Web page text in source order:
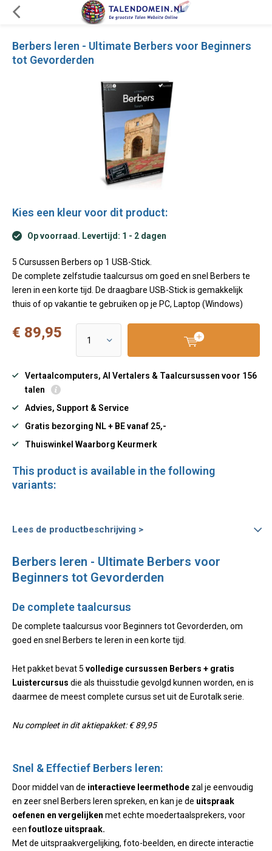
Berbers leren - Ultimate Berbers voor Beginners
tot Gevorderden
Kies een kleur voor dit product:
Op voorraad. Levertijd: 1 - 2 dagen
5 Cursussen Berbers op 1 USB-Stick.
De complete zelfstudie taalcursus om goed en snel Berbers te
leren in een korte tijd. De draagbare USB-Stick is gemakkelijk
thuis of op vakantie te gebruiken op je PC, Laptop (Windows)
€ 89,95
Vertaalcomputers, AI Vertalers & Taalcursussen voor 156
talen
Advies, Support & Service
Gratis bezorging NL + BE vanaf 25,-
Thuiswinkel Waarborg Keurmerk
This product is available in the following
variants:
Lees de productbeschrijving >
Berbers leren - Ultimate Berbers voor
Beginners tot Gevorderden
De complete taalcursus
De complete taalcursus voor Beginners tot Gevorderden, om
goed en snel Berbers te leren in een korte tijd.
Het pakket bevat 5 volledige cursussen Berbers + gratis
Luistercursus die als thuisstudie gevolgd kunnen worden, en is
daarmee de meest complete cursus set uit de Eurotalk serie.
Nu compleet in dit aktiepakket: € 89,95
Snel & Effectief Berbers leren:
Door middel van de interactieve leermethode zal je eenvoudig
en zeer snel Berbers leren spreken, en kan je de uitspraak
oefenen en vergelijken met echte moedertaalsprekers, voor
eenfoutloze uitspraak.
Met de uitspraakvergelijking, foto-beelden, en directe interactie